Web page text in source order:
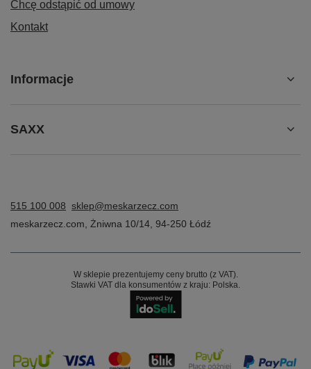
Chcę odstąpić od umowy
Kontakt
Informacje
SAXX
515 100 008 sklep@meskarzecz.com
meskarzecz.com
Żniwna 10/14 94-250 Łódź
W sklepie prezentujemy ceny brutto (z VAT).
Stawki VAT dla konsumentów z kraju: Polska.